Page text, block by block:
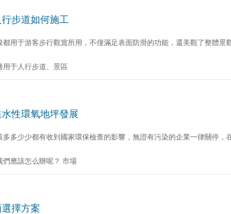
步道如何施工
都用于游客步行觀賞所用，不僅滿足表面防滑的功能，還美觀了整體
用于人行步道、景區
性環氧地坪發展
多多少少都有收到國家環保檢查的影響，無證有污染的企業一律關停
們應該怎么辦呢？ 市場
擇方案